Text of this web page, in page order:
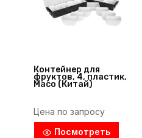
Контейнер для
фруктов, 4, пластик,
Maco (Китай)
Цена по запросу
Посмотреть